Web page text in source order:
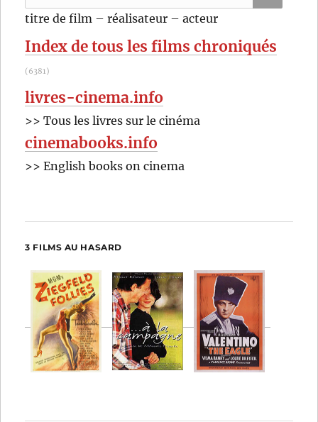
pour
:
titre de film – réalisateur – acteur
Index de tous les films chroniqués
(6381)
livres-cinema.info
>> Tous les livres sur le cinéma
cinemabooks.info
>> English books on cinema
3 FILMS AU HASARD